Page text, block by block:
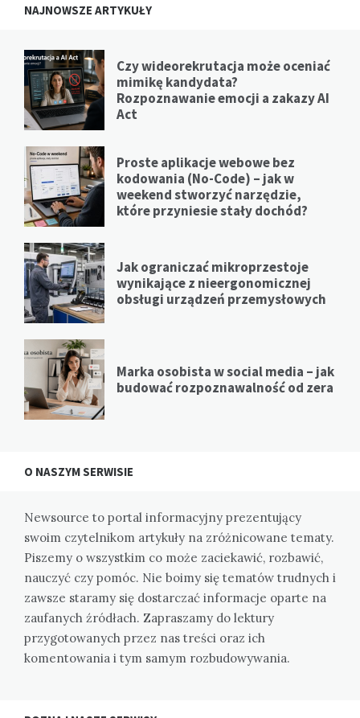
NAJNOWSZE ARTYKUŁY
Czy wideorekrutacja może oceniać
mimikę kandydata?
Rozpoznawanie emocji a zakazy AI
Act
Proste aplikacje webowe bez
kodowania (No-Code) – jak w
weekend stworzyć narzędzie,
które przyniesie stały dochód?
Jak ograniczać mikroprzestoje
wynikające z nieergonomicznej
obsługi urządzeń przemysłowych
Marka osobista w social media – jak
budować rozpoznawalność od zera
O NASZYM SERWISIE
Newsource to portal informacyjny prezentujący
swoim czytelnikom artykuły na zróżnicowane tematy.
Piszemy o wszystkim co może zaciekawić, rozbawić,
nauczyć czy pomóc. Nie boimy się tematów trudnych i
zawsze staramy się dostarczać informacje oparte na
zaufanych źródłach. Zapraszamy do lektury
przygotowanych przez nas treści oraz ich
komentowania i tym samym rozbudowywania.